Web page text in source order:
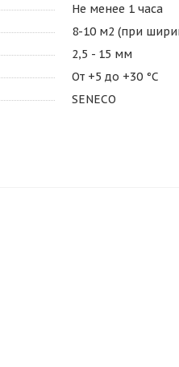
Не менее 1 часа
8-10 м2 (при
2,5 - 15 мм
От +5 до +30 °С
SENECO